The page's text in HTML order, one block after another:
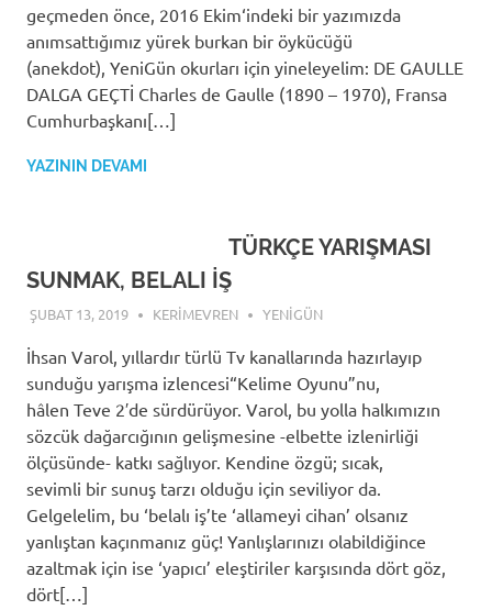
geçmeden önce, 2016 Ekim‘indeki bir yazımızda
anımsattığımız yürek burkan bir öykücüğü
(anekdot), YeniGün okurları için yineleyelim: DE GAULLE
DALGA GEÇTİ Charles de Gaulle (1890 – 1970), Fransa
Cumhurbaşkanı[…]
YAZININ DEVAMI
TÜRKÇE YARIŞMASI
SUNMAK, BELALI İŞ
ŞUBAT 13, 2019 KERIMEVREN YENIGÜN
İhsan Varol, yıllardır türlü Tv kanallarında hazırlayıp
sunduğu yarışma izlencesi“Kelime Oyunu”nu,
hâlen Teve 2′de sürdürüyor. Varol, bu yolla halkımızın
sözcük dağarcığının gelişmesine -elbette izlenirliği
ölçüsünde- katkı sağlıyor. Kendine özgü; sıcak,
sevimli bir sunuş tarzı olduğu için seviliyor da.
Gelgelelim, bu ‘belalı iş’te ‘allameyi cihan’ olsanız
yanlıştan kaçınmanız güç! Yanlışlarınızı olabildiğince
azaltmak için ise ‘yapıcı’ eleştiriler karşısında dört göz,
dört[…]